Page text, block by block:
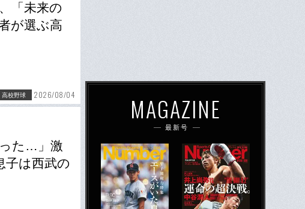
「未来の
が選ぶ高
高校野球 2026/08/04
た…」激
子は西武の
MAGAZINE
最新号